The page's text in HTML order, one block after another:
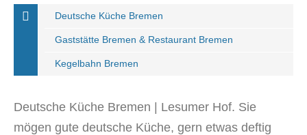
Deutsche Küche Bremen
Gaststätte Bremen & Restaurant Bremen
Kegelbahn Bremen
Deutsche Küche Bremen | Lesumer Hof. Sie
mögen gute deutsche Küche, gern etwas deftig